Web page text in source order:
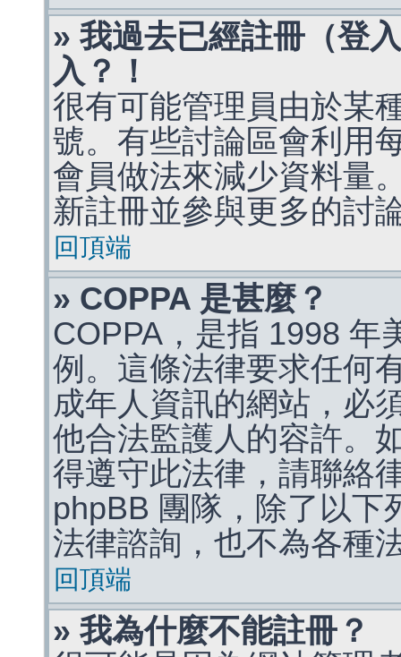
» 我過去已經註冊（登
入？！
很有可能管理員由於某
號。有些討論區會利用
會員做法來減少資料量
新註冊並參與更多的討
回頂端
» COPPA 是甚麼？
COPPA，是指 1998 年
例。這條法律要求任何
成年人資訊的網站，必
他合法監護人的容許。
得遵守此法律，請聯絡
phpBB 團隊，除了以下
法律諮詢，也不為各種
回頂端
» 我為什麼不能註冊？